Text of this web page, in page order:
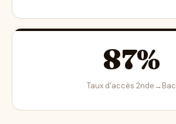
87%
Taux d'accès 2nde→Bac